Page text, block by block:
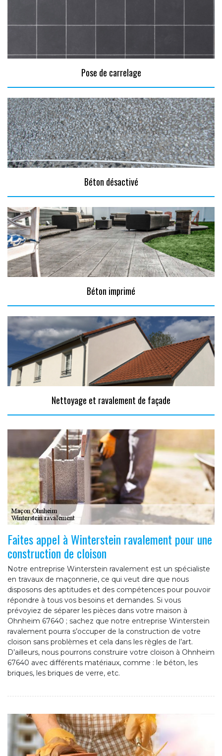
Pose de carrelage
Béton désactivé
Béton imprimé
Nettoyage et ravalement de façade
Faites appel à Winterstein ravalement pour une
construction de cloison
Notre entreprise Winterstein ravalement est un spécialiste
en travaux de maçonnerie, ce qui veut dire que nous
disposons des aptitudes et des compétences pour pouvoir
répondre à tous vos besoins et demandes. Si vous
prévoyiez de séparer les pièces dans votre maison à
Ohnheim 67640 ; sachez que notre entreprise Winterstein
ravalement pourra s’occuper de la construction de votre
cloison sans problèmes et cela dans les règles de l’art.
D’ailleurs, nous pourrons construire votre cloison à Ohnheim
67640 avec différents matériaux, comme : le béton, les
briques, les briques de verre, etc.